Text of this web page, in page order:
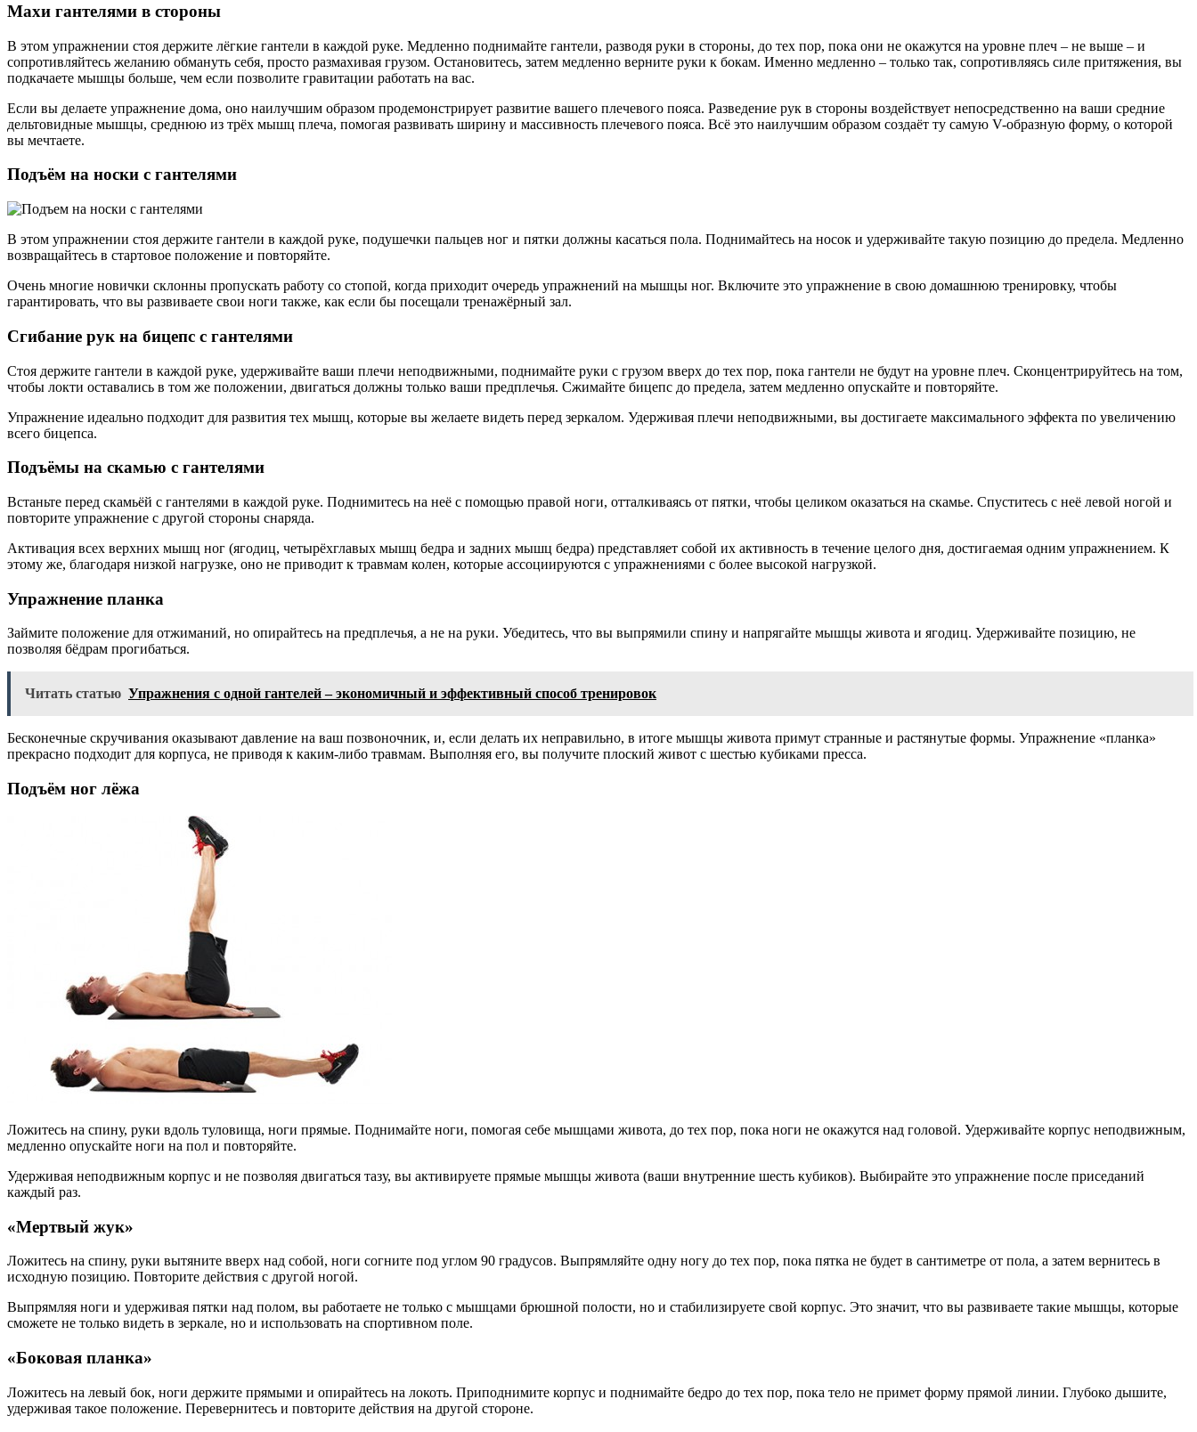
Махи гантелями в стороны
В этом упражнении стоя держите лёгкие гантели в каждой руке. Медленно поднимайте гантели, разводя руки в стороны, до тех пор, пока они не окажутся на уровне плеч – не выше – и
сопротивляйтесь желанию обмануть себя, просто размахивая грузом. Остановитесь, затем медленно верните руки к бокам. Именно медленно – только так, сопротивляясь силе притяжения, вы
подкачаете мышцы больше, чем если позволите гравитации работать на вас.
Если вы делаете упражнение дома, оно наилучшим образом продемонстрирует развитие вашего плечевого пояса. Разведение рук в стороны воздействует непосредственно на ваши средние
дельтовидные мышцы, среднюю из трёх мышц плеча, помогая развивать ширину и массивность плечевого пояса. Всё это наилучшим образом создаёт ту самую V-образную форму, о которой
вы мечтаете.
Подъём на носки с гантелями
В этом упражнении стоя держите гантели в каждой руке, подушечки пальцев ног и пятки должны касаться пола. Поднимайтесь на носок и удерживайте такую позицию до предела. Медленно
возвращайтесь в стартовое положение и повторяйте.
Очень многие новички склонны пропускать работу со стопой, когда приходит очередь упражнений на мышцы ног. Включите это упражнение в свою домашнюю тренировку, чтобы
гарантировать, что вы развиваете свои ноги также, как если бы посещали тренажёрный зал.
Сгибание рук на бицепс с гантелями
Стоя держите гантели в каждой руке, удерживайте ваши плечи неподвижными, поднимайте руки с грузом вверх до тех пор, пока гантели не будут на уровне плеч. Сконцентрируйтесь на том,
чтобы локти оставались в том же положении, двигаться должны только ваши предплечья. Сжимайте бицепс до предела, затем медленно опускайте и повторяйте.
Упражнение идеально подходит для развития тех мышц, которые вы желаете видеть перед зеркалом. Удерживая плечи неподвижными, вы достигаете максимального эффекта по увеличению
всего бицепса.
Подъёмы на скамью с гантелями
Встаньте перед скамьёй с гантелями в каждой руке. Поднимитесь на неё с помощью правой ноги, отталкиваясь от пятки, чтобы целиком оказаться на скамье. Спуститесь с неё левой ногой и
повторите упражнение с другой стороны снаряда.
Активация всех верхних мышц ног (ягодиц, четырёхглавых мышц бедра и задних мышц бедра) представляет собой их активность в течение целого дня, достигаемая одним упражнением. К
этому же, благодаря низкой нагрузке, оно не приводит к травмам колен, которые ассоциируются с упражнениями с более высокой нагрузкой.
Упражнение планка
Займите положение для отжиманий, но опирайтесь на предплечья, а не на руки. Убедитесь, что вы выпрямили спину и напрягайте мышцы живота и ягодиц. Удерживайте позицию, не
позволяя бёдрам прогибаться.
Читать статью Упражнения с одной гантелей – экономичный и эффективный способ тренировок
Бесконечные скручивания оказывают давление на ваш позвоночник, и, если делать их неправильно, в итоге мышцы живота примут странные и растянутые формы. Упражнение «планка»
прекрасно подходит для корпуса, не приводя к каким-либо травмам. Выполняя его, вы получите плоский живот с шестью кубиками пресса.
Подъём ног лёжа
Ложитесь на спину, руки вдоль туловища, ноги прямые. Поднимайте ноги, помогая себе мышцами живота, до тех пор, пока ноги не окажутся над головой. Удерживайте корпус неподвижным,
медленно опускайте ноги на пол и повторяйте.
Удерживая неподвижным корпус и не позволяя двигаться тазу, вы активируете прямые мышцы живота (ваши внутренние шесть кубиков). Выбирайте это упражнение после приседаний
каждый раз.
«Мертвый жук»
Ложитесь на спину, руки вытяните вверх над собой, ноги согните под углом 90 градусов. Выпрямляйте одну ногу до тех пор, пока пятка не будет в сантиметре от пола, а затем вернитесь в
исходную позицию. Повторите действия с другой ногой.
Выпрямляя ноги и удерживая пятки над полом, вы работаете не только с мышцами брюшной полости, но и стабилизируете свой корпус. Это значит, что вы развиваете такие мышцы, которые
сможете не только видеть в зеркале, но и использовать на спортивном поле.
«Боковая планка»
Ложитесь на левый бок, ноги держите прямыми и опирайтесь на локоть. Приподнимите корпус и поднимайте бедро до тех пор, пока тело не примет форму прямой линии. Глубоко дышите,
удерживая такое положение. Перевернитесь и повторите действия на другой стороне.